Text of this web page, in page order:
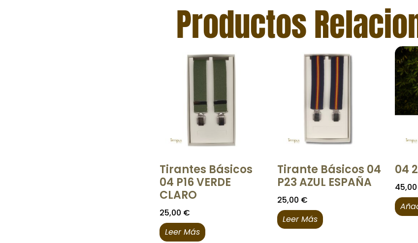
Productos
Tirantes Básicos
04 P16 VERDE
CLARO
25,00 €
Leer Más
Tirante Básicos 04
P23 AZUL ESPAÑA
25,00 €
Leer Más
04
45,00